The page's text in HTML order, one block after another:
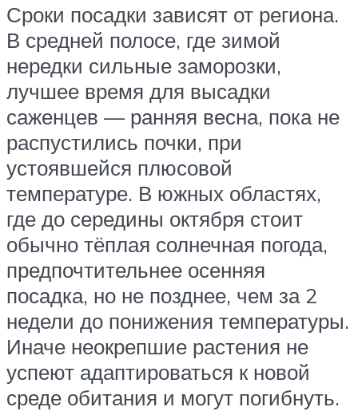
Сроки посадки зависят от региона.
В средней полосе, где зимой
нередки сильные заморозки,
лучшее время для высадки
саженцев — ранняя весна, пока не
распустились почки, при
устоявшейся плюсовой
температуре. В южных областях,
где до середины октября стоит
обычно тёплая солнечная погода,
предпочтительнее осенняя
посадка, но не позднее, чем за 2
недели до понижения температуры.
Иначе неокрепшие растения не
успеют адаптироваться к новой
среде обитания и могут погибнуть.